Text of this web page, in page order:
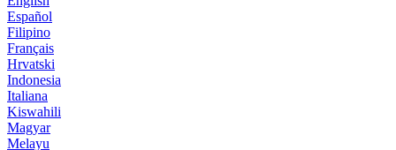
Español
Filipino
Français
Hrvatski
Indonesia
Italiana
Kiswahili
Magyar
Melayu